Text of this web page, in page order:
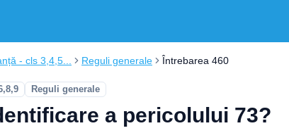
- cls 3,4,5... Reguli generale Întrebarea 460
Reguli generale
a pericolului 73?